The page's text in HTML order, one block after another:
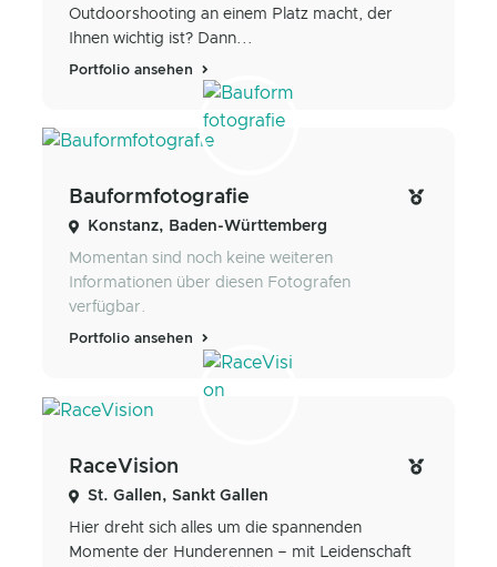
Outdoorshooting an einem Platz macht, der
Ihnen wichtig ist? Dann...
Portfolio ansehen
Bauformfotografie
Konstanz, Baden-Württemberg
Momentan sind noch keine weiteren
Informationen über diesen Fotografen
verfügbar.
Portfolio ansehen
RaceVision
St. Gallen, Sankt Gallen
Hier dreht sich alles um die spannenden
Momente der Hunderennen – mit Leidenschaft